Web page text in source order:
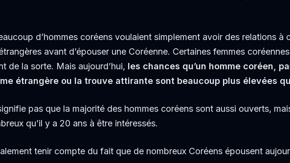
d’hommes coréens voulaient simplement avoir des relations à
avant d’épouser une Coréenne. Certaines femmes
de la sorte. Mais aujourd’hui, les chances qu’un homme coréen,
étrangère ou la trouve attirante sont beaucoup plus élevées
pas que la majorité des hommes coréens sont aussi ouverts,
qu’il y a 20 ans à être intéressés.
tenir compte du fait que de nombreux Coréens épousent